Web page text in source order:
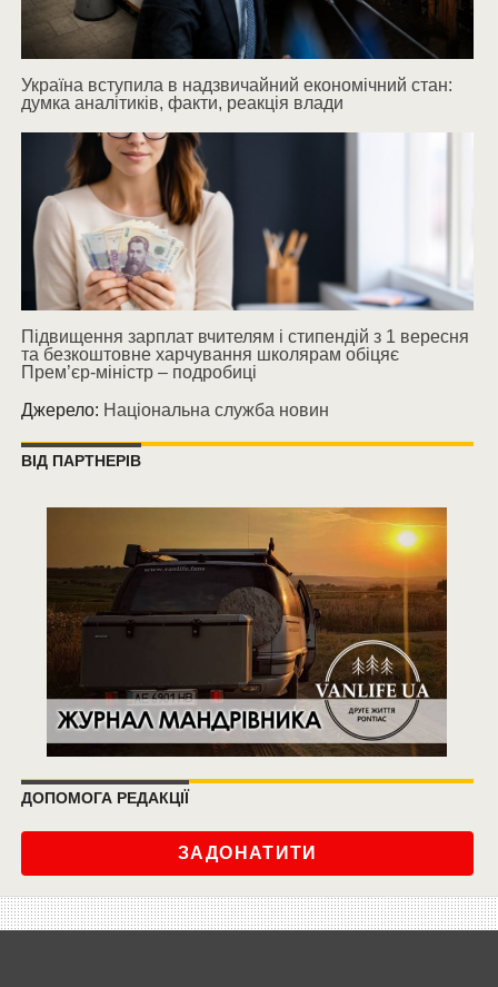
Україна вступила в надзвичайний економічний стан:
думка аналітиків, факти, реакція влади
Підвищення зарплат вчителям і стипендій з 1 вересня
та безкоштовне харчування школярам обіцяє
Прем’єр-міністр – подробиці
Джерело: Національна служба новин
ВІД ПАРТНЕРІВ
ДОПОМОГА РЕДАКЦІЇ
ЗАДОНАТИТИ